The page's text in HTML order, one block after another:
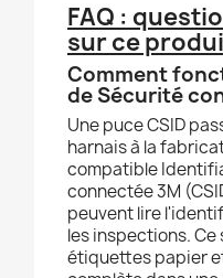
FAQ :
sur ce
Comment
de Sécurité
Une puce CSID
harnais à la
compatible
connectée 3M
peuvent lire
les inspections.
étiquettes papier